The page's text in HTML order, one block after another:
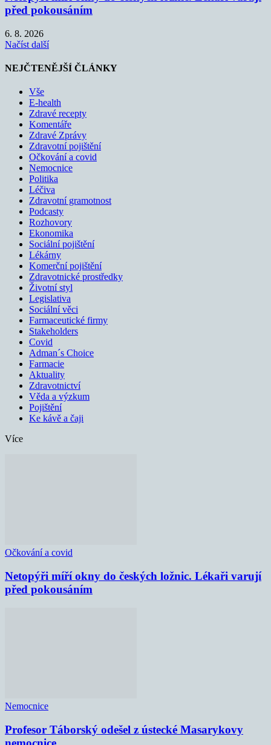
před pokousáním
6. 8. 2026
Načíst další
NEJČTENĚJŠÍ ČLÁNKY
Vše
E-health
Zdravé recepty
Komentáře
Zdravé Zprávy
Zdravotní pojištění
Očkování a covid
Nemocnice
Politika
Léčiva
Zdravotní gramotnost
Podcasty
Rozhovory
Ekonomika
Sociální pojištění
Lékárny
Komerční pojištění
Zdravotnické prostředky
Životní styl
Legislativa
Sociální věci
Farmaceutické firmy
Stakeholders
Covid
Adman´s Choice
Farmacie
Aktuality
Zdravotnictví
Věda a výzkum
Pojištění
Ke kávě a čaji
Více
Očkování a covid
Netopýři míří okny do českých ložnic. Lékaři varují
před pokousáním
Nemocnice
Profesor Táborský odešel z ústecké Masarykovy